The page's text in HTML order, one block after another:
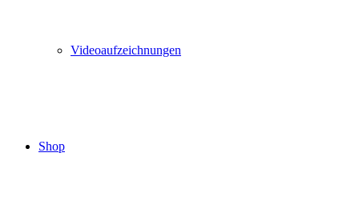
Videoaufzeichnungen
Shop